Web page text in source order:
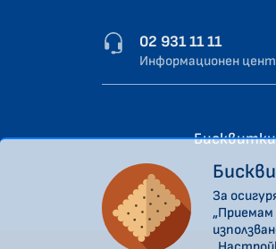
02 931 11 11
Информационен
Бисквитки
За
„Приемам